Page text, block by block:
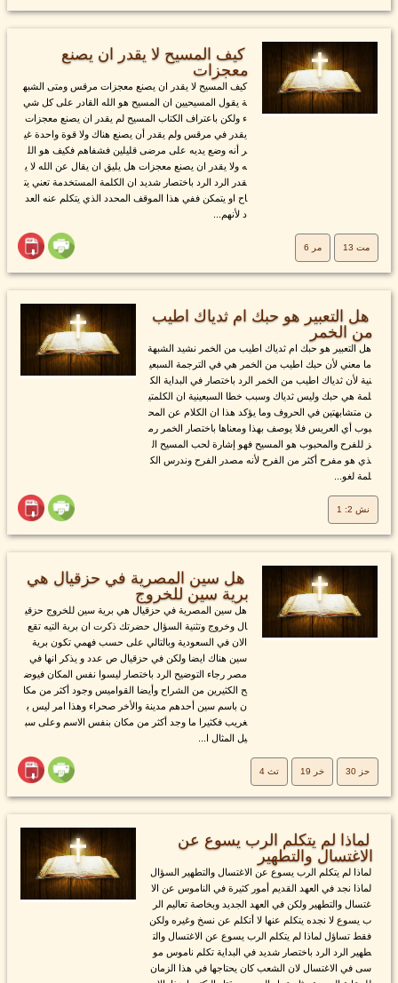
كيف المسيح لا يقدر ان يصنع
معجزات
كيف المسيح لا يقدر ان يصنع معجزات مرقس ومتى الشبه
ة يقول المسيحيين ان المسيح هو الله القادر على كل شي
ء ولكن باعتراف الكتاب المسيح لم يقدر ان يصنع معجزات
يقدر في مرقس ولم يقدر أن يصنع هناك ولا قوة واحدة غي
ر أنه وضع يديه على مرضى قليلين فشفاهم فكيف هو الل
ه ولا يقدر ان يصنع معجزات هل يليق ان يقال عن الله لا ي
قدر الرد الرد باختصار شديد ان الكلمة المستخدمة تعني يت
اح او يتمكن ففي هذا الموقف المحدد الذي يتكلم عنه العد
د لأنهم...
مت 13 مر 6
هل التعبير هو حبك ام ثدياك اطيب
من الخمر
هل التعبير هو حبك ام ثدياك اطيب من الخمر نشيد الشبهة
ما معني لأن حبك اطيب من الخمر هي في الترجمة السبعي
نية لأن ثدياك اطيب من الخمر الرد باختصار في البداية الك
لمة هي حبك وليس ثدياك وسبب خطا السبعينية ان الكلمتي
ن متشابهتين في الحروف وما يؤكد هذا ان الكلام عن المح
بوب أي العريس فلا يوصف بهذا ومعناها باختصار الخمر رم
ز للفرح والمحبوب هو المسيح فهو إشارة لحب المسيح ال
ذي هو مفرح أكثر من الفرح لأنه مصدر الفرح وندرس الك
لمة لغو...
نش 2: 1
هل سين المصرية في حزقيال هي
برية سين للخروج
هل سين المصرية في حزقيال هي برية سين للخروج حزقي
ال وخروج وتثنية السؤال حضرتك ذكرت ان برية التيه تقع
الان في السعودية وبالتالي على حسب فهمي تكون برية
سين هناك ايضا ولكن في حزقيال ص عدد و يذكر انها في
مصر رجاء التوضيح الرد باختصار ليسوا نفس المكان فيوض
ح الكثيرين من الشراح وأيضا القواميس وجود أكثر من مكا
ن باسم سين أحدهم مدينة والأخر صحراء وهذا امر ليس ب
غريب فكثيرا ما وجد أكثر من مكان بنفس الاسم وعلى سب
يل المثال ا...
حز 30 خر 19 تث 4
لماذا لم يتكلم الرب يسوع عن
الاغتسال والتطهير
لماذا لم يتكلم الرب يسوع عن الاغتسال والتطهير السؤال
لماذا نجد في العهد القديم أمور كثيرة في الناموس عن الا
غتسال والتطهير ولكن في العهد الجديد وبخاصة تعاليم الر
ب يسوع لا نجده يتكلم عنها لا أتكلم عن نسخ وغيره ولكن
فقط تساؤل لماذا لم يتكلم الرب يسوع عن الاغتسال والت
طهير الرد الرد باختصار شديد في البداية تكلم ناموس مو
سى في الاغتسال لان الشعب كان يحتاجها في هذا الزمان